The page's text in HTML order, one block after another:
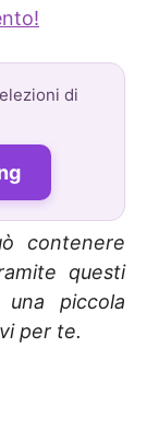
di
contenere
questi
piccola
per te.